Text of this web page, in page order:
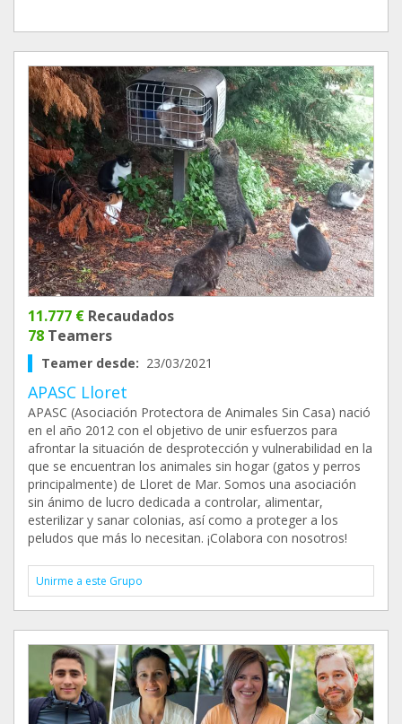
11.777 € Recaudados
78 Teamers
Teamer desde: 23/03/2021
APASC Lloret
APASC (Asociación Protectora de Animales Sin Casa) nació
en el año 2012 con el objetivo de unir esfuerzos para
afrontar la situación de desprotección y vulnerabilidad en la
que se encuentran los animales sin hogar (gatos y perros
principalmente) de Lloret de Mar. Somos una asociación
sin ánimo de lucro dedicada a controlar, alimentar,
esterilizar y sanar colonias, así como a proteger a los
peludos que más lo necesitan. ¡Colabora con nosotros!
Unirme a este Grupo